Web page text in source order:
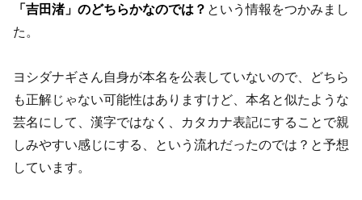
「吉田渚」のどちらかなのでは？ という情報をつかみまし
た。
ヨシダナギさん自身が本名を公表していないので、どちら
も正解じゃない可能性はありますけど、 本名と似たような
芸名にして、漢字ではなく、カタカナ表記にすることで親
しみやすい感じにする、という流れだったのでは？と予想
しています。